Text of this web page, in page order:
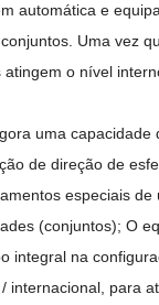
automática e
Uma vez
atingem o nível
uma
de direção de
especiais
(conjuntos); O
integral na
internacional, para